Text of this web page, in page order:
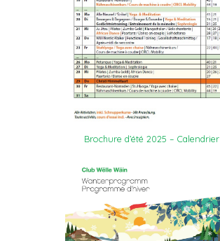
Brochure d’été 2025 – Calendrier